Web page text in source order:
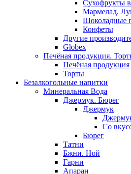
Сухофрукты
Мармелад.
Шоколадные
Конфеты
Другие
Globex
Печёная продукция.
Печёная продукция
Торты
Безалкогольные напитки
Минеральная Вода
Джермук. Бюрег
Джермук
Со
Бюрег
Татни
Бжни. Ной
Гарни
Апаран